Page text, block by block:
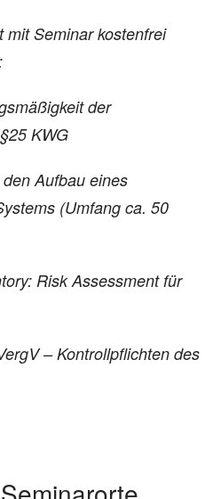
mit Seminar kostenfrei
der
KWG
Aufbau eines
(Umfang ca. 50
Risk Assessment für
– Kontrollpflichten des